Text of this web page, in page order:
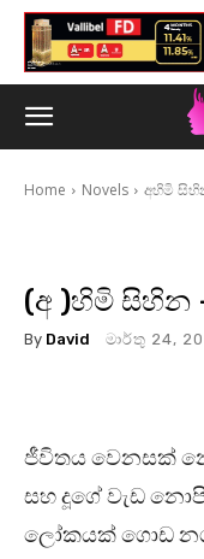
Home Novels අහිමි
(අ )හිමි සිහින
By David මාර්තු 24,
ජීවිතය වෙනසක්
සහ දූගේ වැඩ
ලෝකයක් ගොඩ